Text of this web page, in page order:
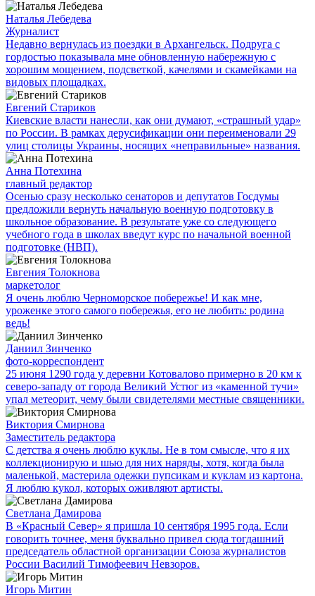
Наталья Лебедева
Журналист
Недавно вернулась из поездки в Архангельск. Подруга с
гордостью показывала мне обновленную набережную с
хорошим мощением, подсветкой, качелями и скамейками на
видовых площадках.
Евгений Стариков
Киевские власти нанесли, как они думают, «страшный удар»
по России. В рамках дерусификации они переименовали 29
улиц столицы Украины, носящих «неправильные» названия.
Анна Потехина
главный редактор
Осенью сразу несколько сенаторов и депутатов Госдумы
предложили вернуть начальную военную подготовку в
школьное образование. В результате уже со следующего
учебного года в школах введут курс по начальной военной
подготовке (НВП).
Евгения Толокнова
маркетолог
Я очень люблю Черноморское побережье! И как мне,
уроженке этого самого побережья, его не любить: родина
ведь!
Даниил Зинченко
фото-корреспондент
25 июня 1290 года у деревни Котовалово примерно в 20 км к
северо-западу от города Великий Устюг из «каменной тучи»
упал метеорит, чему были свидетелями местные священники.
Виктория Смирнова
Заместитель редактора
С детства я очень люблю куклы. Не в том смысле, что я их
коллекционирую и шью для них наряды, хотя, когда была
маленькой, мастерила одежки пупсикам и куклам из картона.
Я люблю кукол, которых оживляют артисты.
Светлана Дамирова
В «Красный Север» я пришла 10 сентября 1995 года. Если
говорить точнее, меня буквально привел сюда тогдашний
председатель областной организации Союза журналистов
России Василий Тимофеевич Невзоров.
Игорь Митин